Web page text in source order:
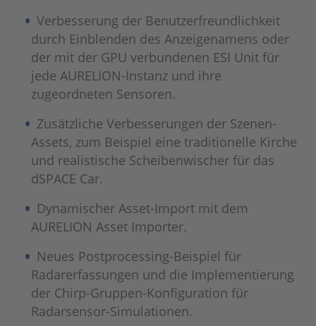
Verbesserung der Benutzerfreundlichkeit
durch Einblenden des Anzeigenamens oder
der mit der GPU verbundenen ESI Unit für
jede AURELION-Instanz und ihre
zugeordneten Sensoren.
Zusätzliche Verbesserungen der Szenen-
Assets, zum Beispiel eine traditionelle Kirche
und realistische Scheibenwischer für das
dSPACE Car.
Dynamischer Asset-Import mit dem
AURELION Asset Importer.
Neues Postprocessing-Beispiel für
Radarerfassungen und die Implementierung
der Chirp-Gruppen-Konfiguration für
Radarsensor-Simulationen.